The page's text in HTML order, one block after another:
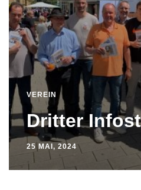
VEREIN
Dritter
25 MAI, 2024